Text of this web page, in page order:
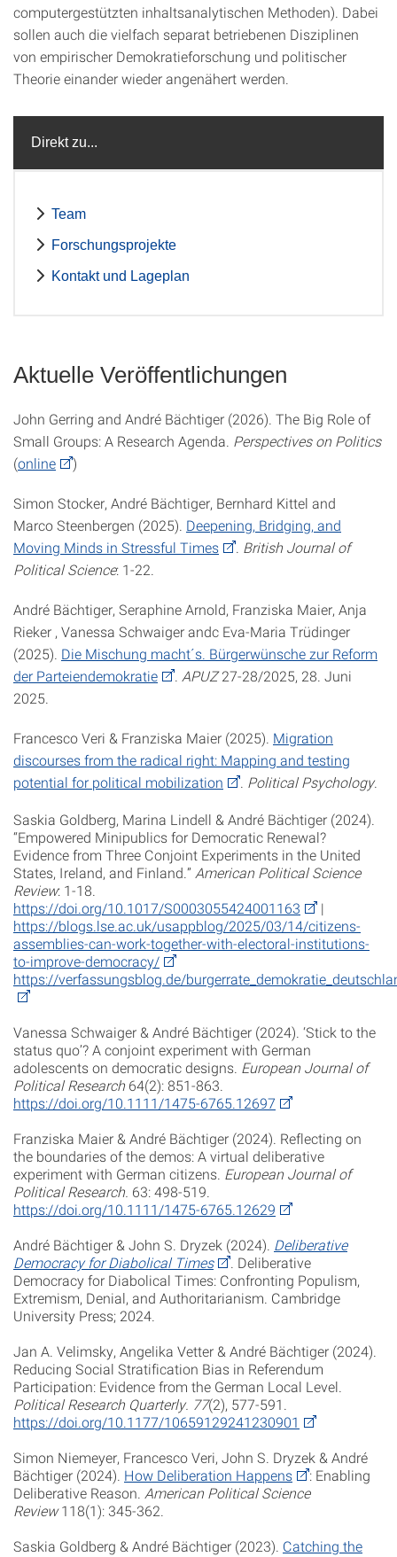
computergestützten inhaltsanalytischen Methoden). Dabei
sollen auch die vielfach separat betriebenen Disziplinen
von empirischer Demokratieforschung und politischer
Theorie einander wieder angenähert werden.
Direkt zu...
Team
Forschungsprojekte
Kontakt und Lageplan
Aktuelle Veröffentlichungen
John Gerring and André Bächtiger (2026). The Big Role of
Small Groups: A Research Agenda. Perspectives on Politics
(online )
Simon Stocker, André Bächtiger, Bernhard Kittel and
Marco Steenbergen (2025). Deepening, Bridging, and
Moving Minds in Stressful Times
British Journal of
Political Science: 1-22.
André Bächtiger, Seraphine Arnold, Franziska Maier, Anja
Rieker , Vanessa Schwaiger andc Eva-Maria Trüdinger
(2025). Die Mischung macht´s. Bürgerwünsche zur Reform
der Parteiendemokratie
APUZ27-28/2025, 28. Juni
2025.
Francesco Veri & Franziska Maier (2025). Migration
discourses from the radical right: Mapping and testing
potential for political mobilization
Political Psychology.
Saskia Goldberg, Marina Lindell & André Bächtiger (2024).
“Empowered Minipublics for Democratic Renewal?
Evidence from Three Conjoint Experiments in the United
States, Ireland, and Finland.” American Political Science
Review: 1-18.
https://doi.org/10.1017/S0003055424001163
|
https://blogs.lse.ac.uk/usappblog/2025/03/14/citizens-
assemblies-can-work-together-with-electoral-institutions-
to-improve-democracy/
https://verfassungsblog.de/
Vanessa Schwaiger & André Bächtiger (2024). ‘Stick to the
status quo’? A conjoint experiment with German
adolescents on democratic designs. European Journal of
Political Research 64(2): 851-863.
https://doi.org/10.1111/1475-6765.12697
Franziska Maier & André Bächtiger (2024). Reflecting on
the boundaries of the demos: A virtual deliberative
experiment with German citizens. European Journal of
Political Research. 63: 498-519.
https://doi.org/10.1111/1475-6765.12629
André Bächtiger & John S. Dryzek (2024). Deliberative
Democracy for Diabolical Times
. Deliberative
Democracy for Diabolical Times: Confronting Populism,
Extremism, Denial, and Authoritarianism. Cambridge
University Press; 2024.
Jan A. Velimsky, Angelika Vetter & André Bächtiger (2024).
Reducing Social Stratification Bias in Referendum
Participation: Evidence from the German Local Level.
Political Research Quarterly. 77(2), 577-591.
https://doi.org/10.1177/10659129241230901
Simon Niemeyer, Francesco Veri, John S. Dryzek & André
Bächtiger (2024). How Deliberation Happens
: Enabling
Deliberative Reason. American Political Science
Review118(1): 345-362.
Saskia Goldberg & André Bächtiger (2023). Catching the